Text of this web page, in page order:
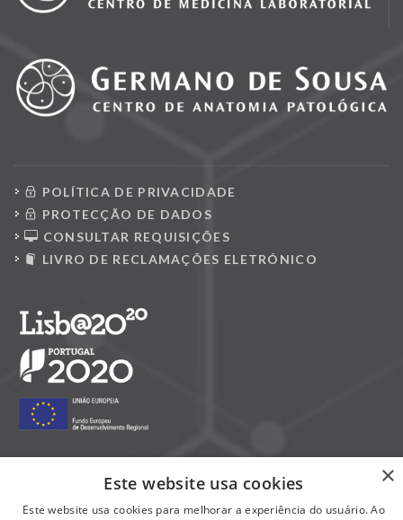
POLÍTICA DE PRIVACIDADE
PROTECÇÃO DE DADOS
CONSULTAR REQUISIÇÕES
LIVRO DE RECLAMAÇÕES ELETRÓNICO
×
Este website usa cookies
Este website usa cookies para melhorar a experiência do usuário. Ao